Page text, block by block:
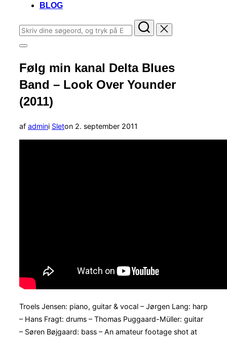
BLOG
Søg
efter:
Slå
i
sidekolonne
til/fra
Følg min kanal Delta Blues
Band – Look Over Younder
(2011)
af admini Sleton Udgivet
d.
2. september 2011
Troels Jensen: piano, guitar & vocal – Jørgen Lang: harp
– Hans Fragt: drums – Thomas Puggaard-Müller: guitar
– Søren Bøjgaard: bass – An amateur footage shot at